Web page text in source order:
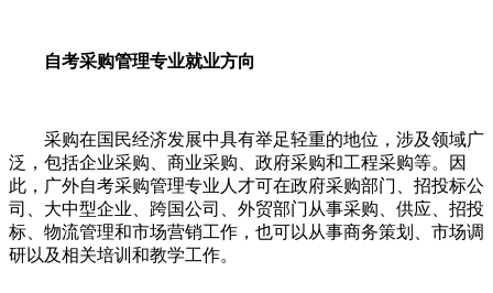
自考采购管理专业就业方向
采购在国民经济发展中具有举足轻重的地位，涉及领域广
泛，包括企业采购、商业采购、政府采购和工程采购等。因
此，广外自考采购管理专业人才可在政府采购部门、招投标公
司、大中型企业、跨国公司、外贸部门从事采购、供应、招投
标、物流管理和市场营销工作，也可以从事商务策划、市场调
研以及相关培训和教学工作。